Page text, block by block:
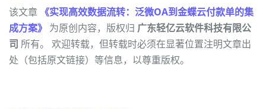
该文章 《实现高效数据流转：泛微OA到金蝶云付款单的集
成方案》 为原创内容，版权归 广东轻亿云软件科技有限公
司 所有。 欢迎转载，但转载时必须在显著位置注明文章出
处（包括原文链接）等信息，以尊重版权。